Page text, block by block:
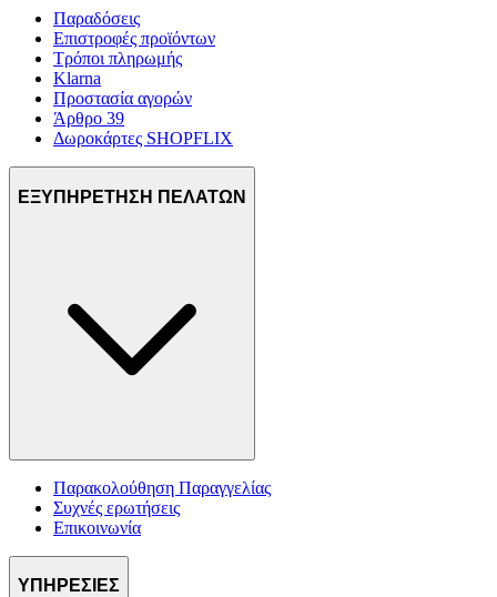
Παραδόσεις
Επιστροφές προϊόντων
Τρόποι πληρωμής
Klarna
Προστασία αγορών
Άρθρο 39
Δωροκάρτες SHOPFLIX
ΕΞΥΠΗΡΕΤΗΣΗ ΠΕΛΑΤΩΝ
Παρακολούθηση Παραγγελίας
Συχνές ερωτήσεις
Επικοινωνία
ΥΠΗΡΕΣΙΕΣ